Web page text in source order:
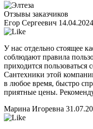
Отзывы заказчиков
Егор Сергеевич 14.04.2024
У нас отдельно стоящее
соблюдают правила
приходится пользоваться
Сантехники этой
в любое время, быстро
приятные цены.
Марина Игоревна